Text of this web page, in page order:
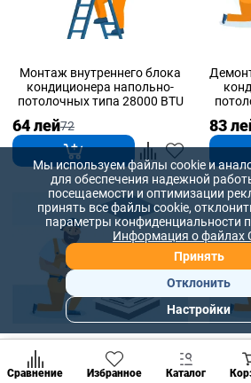
Монтаж внутреннего блока
кондиционера напольно-
потолочных типа 28000 BTU
64 лей72 83
Демонтаж внутреннего блока
кондиционера кассетного
Сравнение Избранное Каталог
Мы используем файлы cookie и
для обеспечения надежной
посещаемости и оптимизации
принять все файлы cookie,
параметры конфиденциальности
Информация о файлах
Принять
Отклонить
Настройки